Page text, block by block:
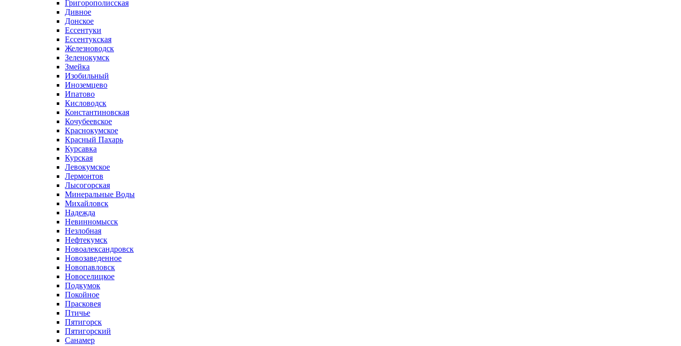
Григорополисская
Дивное
Донское
Ессентуки
Ессентукская
Железноводск
Зеленокумск
Змейка
Изобильный
Иноземцево
Ипатово
Кисловодск
Константиновская
Кочубеевское
Краснокумское
Красный Пахарь
Курсавка
Курская
Левокумское
Лермонтов
Лысогорская
Минеральные Воды
Михайловск
Надежда
Невинномысск
Незлобная
Нефтекумск
Новоалександровск
Новозаведенное
Новопавловск
Новоселицкое
Подкумок
Покойное
Прасковея
Птичье
Пятигорск
Пятигорский
Санамер